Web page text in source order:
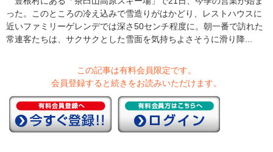
った。このところの冷え込みで雪造りがはかどり、レストハウスに
近いファミリーゲレンデでは深さ50センチ程度に。朝一番で訪れた
常連客たちは、サクサクとした雪面を気持ちよさそうに滑り降...
この記事は有料会員限定です。
会員登録すると続きをお読みいただけます。